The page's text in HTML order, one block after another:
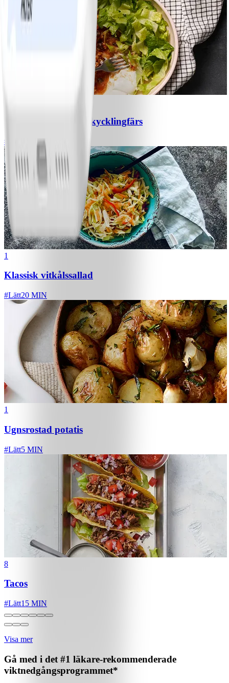
Chili con carne med kycklingfärs
#
1
Klassisk vitkålssallad
#Lätt20 MIN
1
Ugnsrostad potatis
#Lätt5 MIN
8
Tacos
#Lätt15 MIN
Visa mer
Gå med i det #1 läkare-rekommenderade
viktnedgångsprogrammet*